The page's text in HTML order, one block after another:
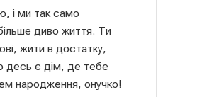
і ми так само
диво життя. Ти
жити в достатку,
десь є дім, де тебе
народження, онучко!